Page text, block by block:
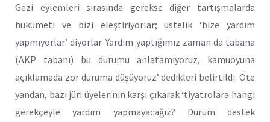
Gezi eylemleri sırasında gerekse diğer tartışmalarda
hükümeti ve bizi eleştiriyorlar; üstelik ‘bize yardım
yapmıyorlar’ diyorlar. Yardım yaptığımız zaman da tabana
(AKP tabanı) bu durumu anlatamıyoruz, kamuoyuna
açıklamada zor duruma düşüyoruz’ dedikleri belirtildi. Öte
yandan, bazı jüri üyelerinin karşı çıkarak ‘tiyatrolara hangi
gerekçeyle yardım yapmayacağız? Durum destek